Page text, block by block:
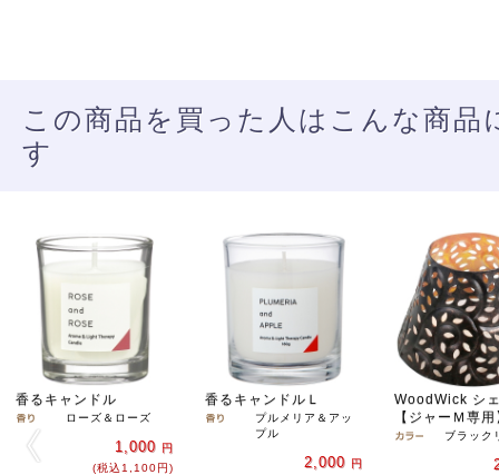
この商品を買った人はこんな商品
す
香るキャンドル
ローズ＆ローズ
1,000 円
(税込1,100円)
香るキャンドルＬ
プルメリア＆アッ
プル
2,000 円
WoodWick シ
【ジャーＭ専用
ブラック